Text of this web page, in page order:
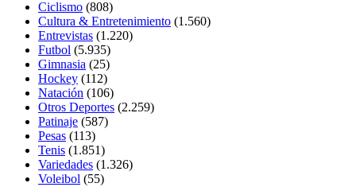
Ciclismo (808)
Cultura & Entretenimiento (1.560)
Entrevistas (1.220)
Futbol (5.935)
Gimnasia (25)
Hockey (112)
Natación (106)
Otros Deportes (2.259)
Patinaje (587)
Pesas (113)
Tenis (1.851)
Variedades (1.326)
Voleibol (55)